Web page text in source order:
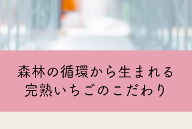
森林の循環から生まれる
完熟いちごのこだわり